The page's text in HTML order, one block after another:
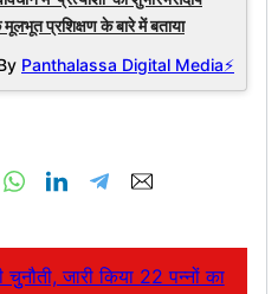
प्रशिक्षण के बारे में बताया
Panthalassa Digital Media⚡
जारी किया 22 पन्नों का